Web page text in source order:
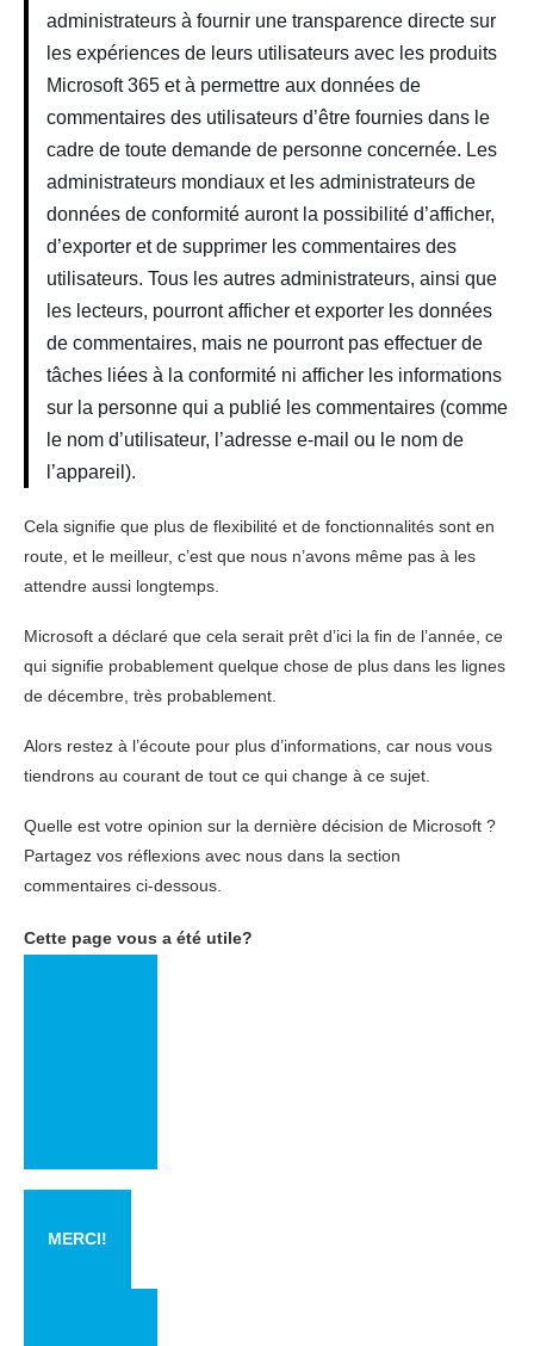
administrateurs à fournir une transparence directe sur
les expériences de leurs utilisateurs avec les produits
Microsoft 365 et à permettre aux données de
commentaires des utilisateurs d’être fournies dans le
cadre de toute demande de personne concernée. Les
administrateurs mondiaux et les administrateurs de
données de conformité auront la possibilité d’afficher,
d’exporter et de supprimer les commentaires des
utilisateurs. Tous les autres administrateurs, ainsi que
les lecteurs, pourront afficher et exporter les données
de commentaires, mais ne pourront pas effectuer de
tâches liées à la conformité ni afficher les informations
sur la personne qui a publié les commentaires (comme
le nom d’utilisateur, l’adresse e-mail ou le nom de
l’appareil).
Cela signifie que plus de flexibilité et de fonctionnalités sont en
route, et le meilleur, c’est que nous n’avons même pas à les
attendre aussi longtemps.
Microsoft a déclaré que cela serait prêt d’ici la fin de l’année, ce
qui signifie probablement quelque chose de plus dans les lignes
de décembre, très probablement.
Alors restez à l’écoute pour plus d’informations, car nous vous
tiendrons au courant de tout ce qui change à ce sujet.
Quelle est votre opinion sur la dernière décision de Microsoft ?
Partagez vos réflexions avec nous dans la section
commentaires ci-dessous.
Cette page vous a été utile?
MERCI!